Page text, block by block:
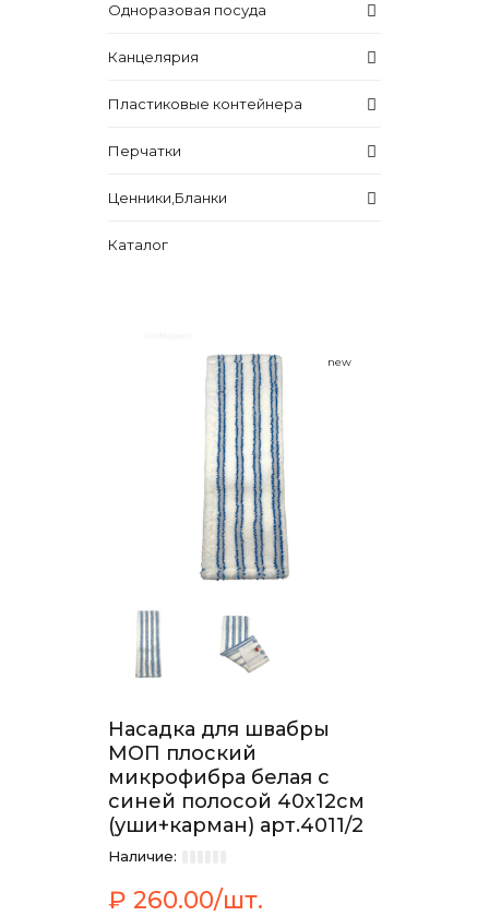
Одноразовая посуда
Канцелярия
Пластиковые контейнера
Перчатки
Ценники,Бланки
Каталог
new
Насадка для швабры
МОП плоский
микрофибра белая с
синей полосой 40х12см
(уши+карман) арт.4011/2
Наличие:
₽ 260.00/шт.